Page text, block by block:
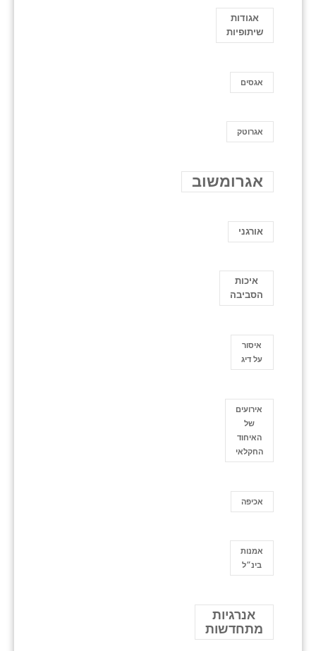
אגודות
שיתופיות
אגסים
אגרוטק
אגרומשוב
אורגני
איכות
הסביבה
איסור
על דיג
אירועים
של
האיחוד
החקלאי
אכיפה
אמנות
בינ״ל
אנרגיות
מתחדשות